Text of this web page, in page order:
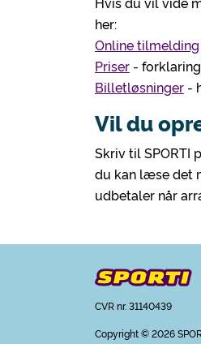
her:
Online tilmelding
Priser -
Billetløsninger -
Vil du
Skriv til SPORTI
du kan læse det
udbetaler når
CVR nr. 31140439
Copyright© 2026